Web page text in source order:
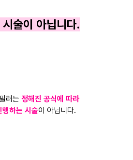
술이 아닙니다.
러는 정해진 공식에 따라
행하는 시술이 아닙니다.